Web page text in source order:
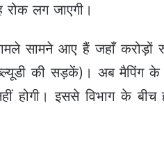
रोक लग जाएगी।
सामने आए हैं जहाँ करोड़ों
की सड़कें)। अब मैपिंग के
होगी। इससे विभाग के बीच